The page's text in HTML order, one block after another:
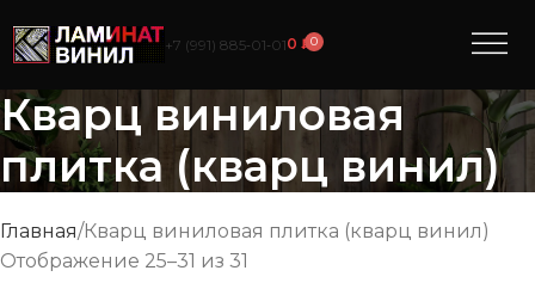
+7 (991) 885‑01‑010₽0
Кварц виниловая
плитка (кварц винил)
Главная Кварц виниловая плитка (кварц винил)
Отображение 25–31 из 31